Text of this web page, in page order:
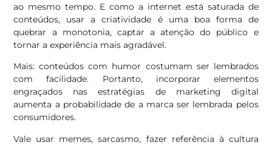
ao mesmo tempo. E como a internet está saturada de
conteúdos, usar a criatividade é uma boa forma de
quebrar a monotonia, captar a atenção do público e
tornar a experiência mais agradável.
Mais: conteúdos com humor costumam ser lembrados
com facilidade. Portanto, incorporar elementos
engraçados nas estratégias de marketing digital
aumenta a probabilidade de a marca ser lembrada pelos
consumidores.
Vale usar memes, sarcasmo, fazer referência à cultura